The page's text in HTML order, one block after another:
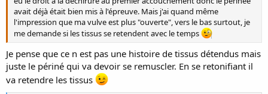
avait déjà était bien mis à l'épreuve. Mais j'ai quand même
l'impression que ma vulve est plus "ouverte", vers le bas surtout, je
me demande si les tissus se retendent avec le temps
Je pense que ce n est pas une histoire de tissus détendus mais
juste le périné qui va devoir se remuscler. En se retonifiant il
va retendre les tissus